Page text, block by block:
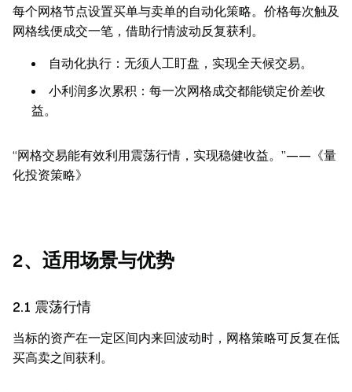
每个网格节点设置买单与卖单的自动化策略。价格每次触及
网格线便成交一笔，借助行情波动反复获利。
自动化执行：无须人工盯盘，实现全天候交易。
小利润多次累积：每一次网格成交都能锁定价差收
益。
“网格交易能有效利用震荡行情，实现稳健收益。”——《量
化投资策略》
2、适用场景与优势
2.1 震荡行情
当标的资产在一定区间内来回波动时，网格策略可反复在低
买高卖之间获利。